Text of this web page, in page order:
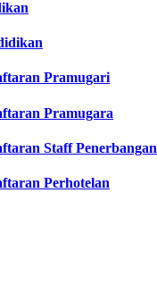
Pramugari
Pramugara
Staff Penerbangan
Perhotelan